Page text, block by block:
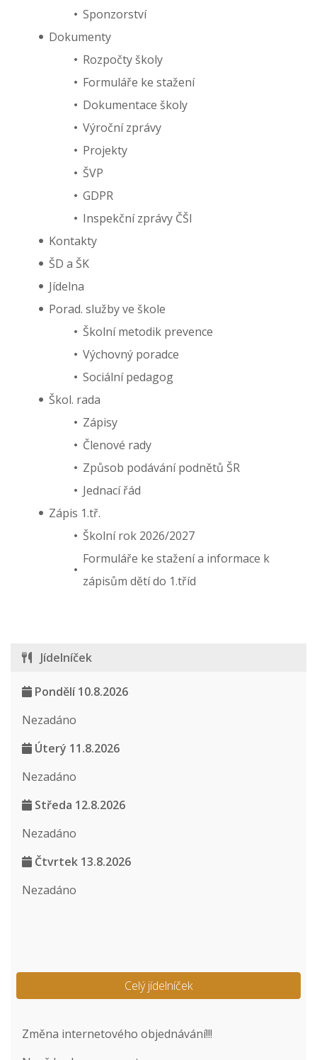
Sponzorství
Dokumenty
Rozpočty školy
Formuláře ke stažení
Dokumentace školy
Výroční zprávy
Projekty
ŠVP
GDPR
Inspekční zprávy ČŠI
Kontakty
ŠD a ŠK
Jídelna
Porad. služby ve škole
Školní metodik prevence
Výchovný poradce
Sociální pedagog
Škol. rada
Zápisy
Členové rady
Způsob podávání podnětů ŠR
Jednací řád
Zápis 1.tř.
Školní rok 2026/2027
Formuláře ke stažení a informace k
zápisům dětí do 1.tříd
Jídelníček
Pondělí 10.8.2026
Nezadáno
Úterý 11.8.2026
Nezadáno
Středa 12.8.2026
Nezadáno
Čtvrtek 13.8.2026
Nezadáno
Celý jídelníček
Změna internetového objednávání!!!